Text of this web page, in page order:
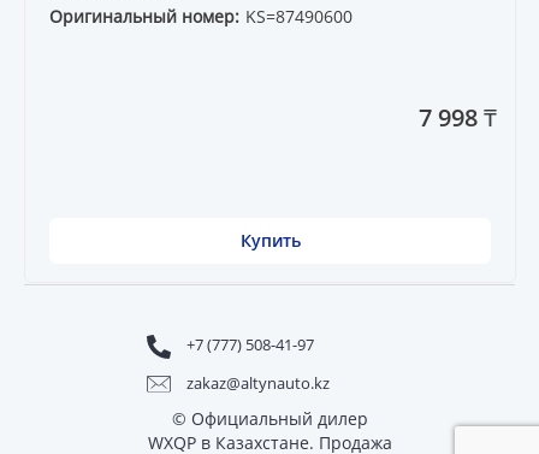
Оригинальный номер: KS=87490600
7 998 ₸
Купить
+7 (777) 508-41-97
zakaz@altynauto.kz
© Официальный дилер
WXQP в Казахстане. Продажа